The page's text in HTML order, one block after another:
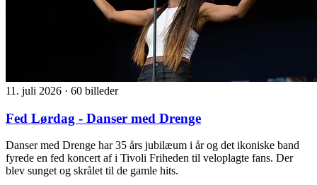
11. juli 2026 · 60 billeder
Fed Lørdag - Danser med Drenge
Danser med Drenge har 35 års jubilæum i år og det ikoniske band
fyrede en fed koncert af i Tivoli Friheden til veloplagte fans. Der
blev sunget og skrålet til de gamle hits.